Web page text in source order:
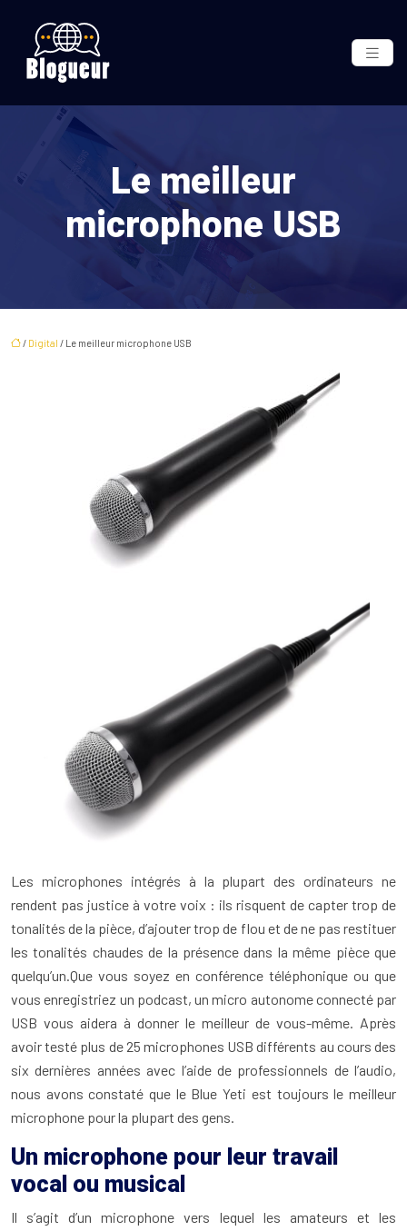
Le meilleur
microphone USB
/ Digital / Le meilleur microphone USB
Les microphones intégrés à la plupart des ordinateurs ne
rendent pas justice à votre voix : ils risquent de capter trop de
tonalités de la pièce, d’ajouter trop de flou et de ne pas restituer
les tonalités chaudes de la présence dans la même pièce que
quelqu’un.Que vous soyez en conférence téléphonique ou que
vous enregistriez un podcast, un micro autonome connecté par
USB vous aidera à donner le meilleur de vous-même. Après
avoir testé plus de 25 microphones USB différents au cours des
six dernières années avec l’aide de professionnels de l’audio,
nous avons constaté que le Blue Yeti est toujours le meilleur
microphone pour la plupart des gens.
Un microphone pour leur travail
vocal ou musical
Il s’agit d’un microphone vers lequel les amateurs et les